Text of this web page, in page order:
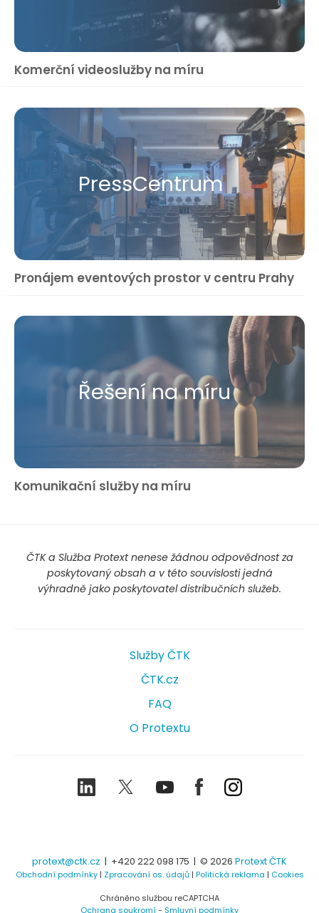
Komerční videoslužby na míru
Press​Centrum
Pronájem eventových prostor v centru Prahy
Řešení na míru
Komunikační služby na míru
ČTK a Služba Protext nenese žádnou odpovědnost za
poskytovaný obsah a v této souvislosti jedná
výhradně jako poskytovatel distribučních služeb.
Služby ČTK
ČTK.cz
FAQ
O Protextu
LinkedIn TwitterYoutubeFacebookInstagram
protext@ctk.cz | +420 222 098 175 | © 2026 Protext ČTK
Obchodní podmínky| Zpracování os. údajů| Politická reklama | Cookies
Chráněno službou reCAPTCHA
Ochrana soukromí- Smluvní podmínky